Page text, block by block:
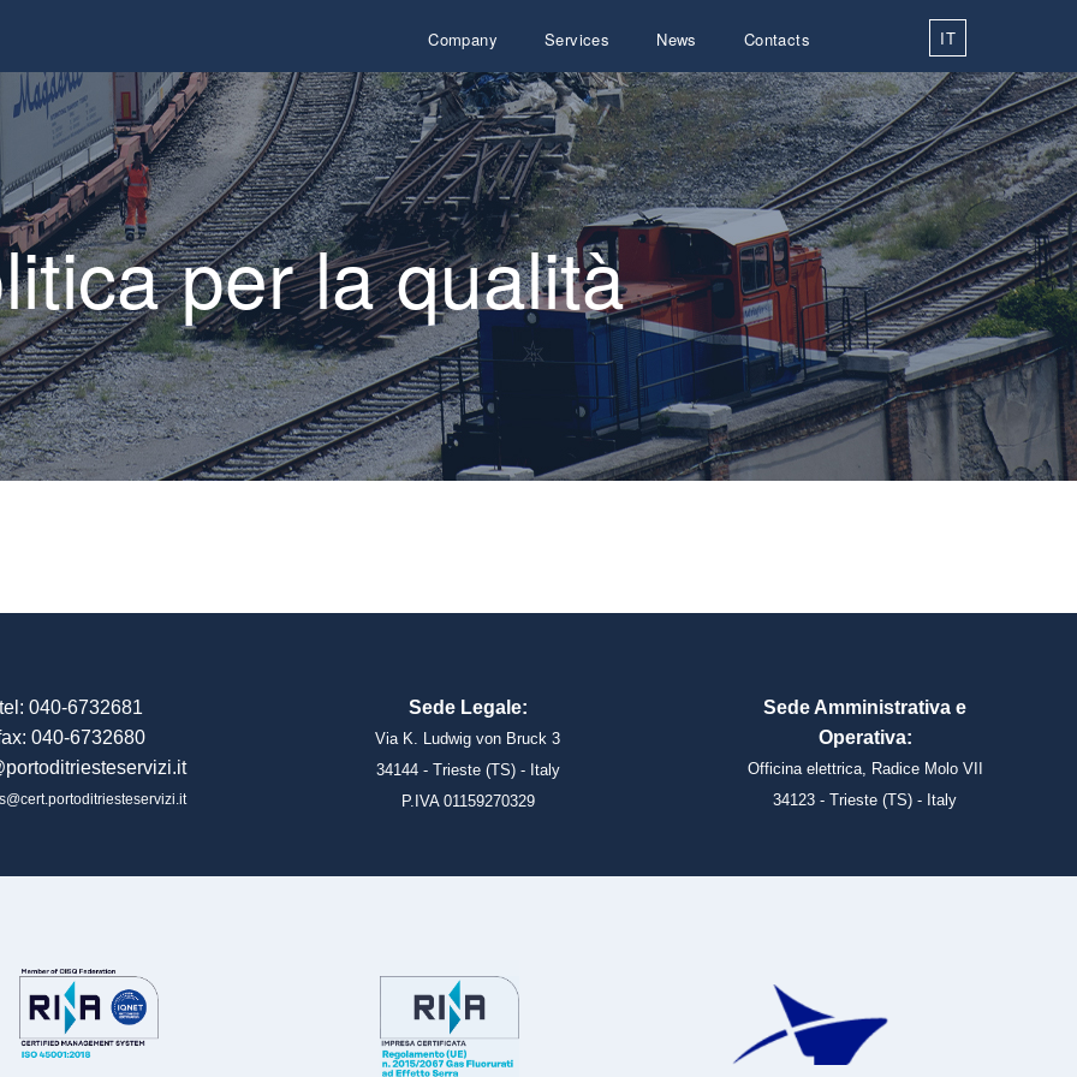
Company Services News Contacts IT
per la qualità
tel: 040-6732681
040-6732680
Sede Legale:
Via K. Ludwig von Bruck 3
34144 - Trieste (TS) - Italy
P.IVA 01159270329
Sede Amministrativa e
Operativa:
Officina elettrica, Radice Molo VII
34123 - Trieste (TS) - Italy